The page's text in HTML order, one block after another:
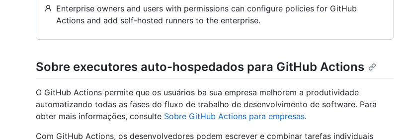
Enterprise owners and users with permissions can configure policies for GitHub
Actions and add self-hosted runners to the enterprise.
Sobre executores auto-hospedados para GitHub Actions
O GitHub Actions permite que os usuários ba sua empresa melhorem a produtividade
automatizando todas as fases do fluxo de trabalho de desenvolvimento de software. Para
obter mais informações, consulte Sobre GitHub Actions para empresas.
Com GitHub Actions, os desenvolvedores podem escrever e combinar tarefas individuais